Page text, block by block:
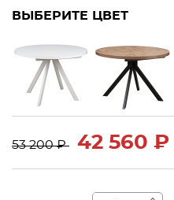
ВЫБЕРИТЕ ЦВЕТ
53 200 ₽ 42 560 ₽